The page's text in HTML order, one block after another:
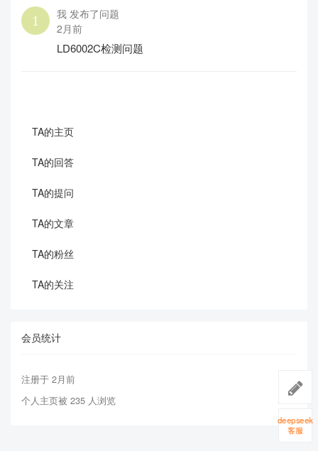
我 发布了问题
2月前
LD6002C检测问题
TA的主页
TA的回答
TA的提问
TA的文章
TA的粉丝
TA的关注
会员统计
注册于 2月前
个人主页被 235 人浏览
deepseek
客服